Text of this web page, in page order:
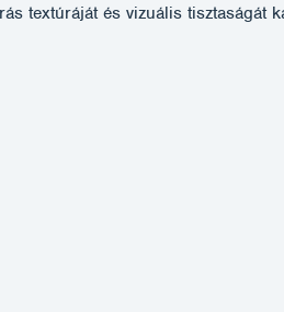
textúráját és vizuális